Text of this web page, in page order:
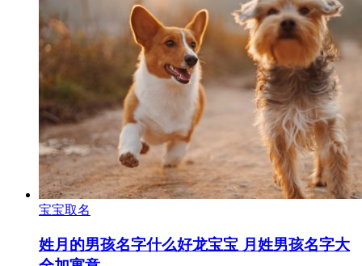
宝宝取名
姓月的男孩名字什么好龙宝宝 月姓男孩名字大